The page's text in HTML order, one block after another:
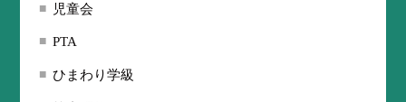
児童会
PTA
ひまわり学級